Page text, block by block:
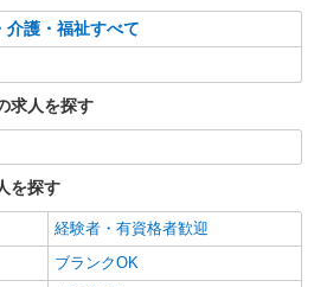
〜1,600円 ◆初任者研修：時給
◆介護福祉士：時給1,600円〜 ※経験者
定あり）
など、お好きな勤務地をお選び下さ
介予定派遣
会社 メディカルケア事業部/三島オフィ
無資格OKの介護スタッフ
介護・福祉すべて
求人を探す
を探す
経験者・有資格者歓迎
ブランクOK